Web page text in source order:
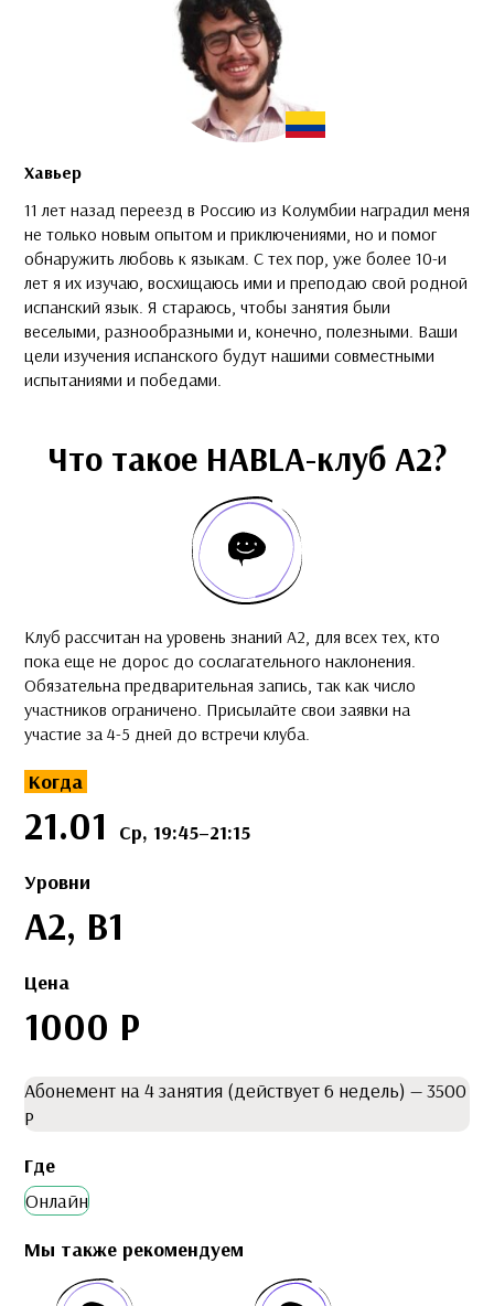
Хавьер
11 лет назад переезд в Россию из Колумбии наградил меня
не только новым опытом и приключениями, но и помог
обнаружить любовь к языкам. С тех пор, уже более 10-и
лет я их изучаю, восхищаюсь ими и преподаю свой родной
испанский язык. Я стараюсь, чтобы занятия были
веселыми, разнообразными и, конечно, полезными. Ваши
цели изучения испанского будут нашими совместными
испытаниями и победами.
Что такое HABLA-клуб A2?
Клуб рассчитан на уровень знаний А2, для всех тех, кто
пока еще не дорос до сослагательного наклонения.
Обязательна предварительная запись, так как число
участников ограничено. Присылайте свои заявки на
участие за 4-5 дней до встречи клуба.
Когда
21.01
Ср, 19:45–21:15
Уровни
A2, B1
Цена
1000 Р
Абонемент на 4 занятия (действует 6 недель) — 3500
Р
Где
Онлайн
Мы также рекомендуем